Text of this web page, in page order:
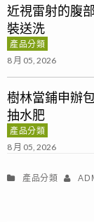
近視雷射的腹
裝送洗
產品分類
8 月 05, 2026
樹林當鋪申辦
抽水肥
產品分類
8 月 05, 2026
產品分類